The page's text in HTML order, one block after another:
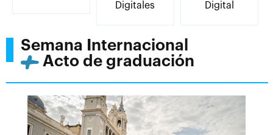
Digitales
Digital
Semana Internacional
Acto de graduación